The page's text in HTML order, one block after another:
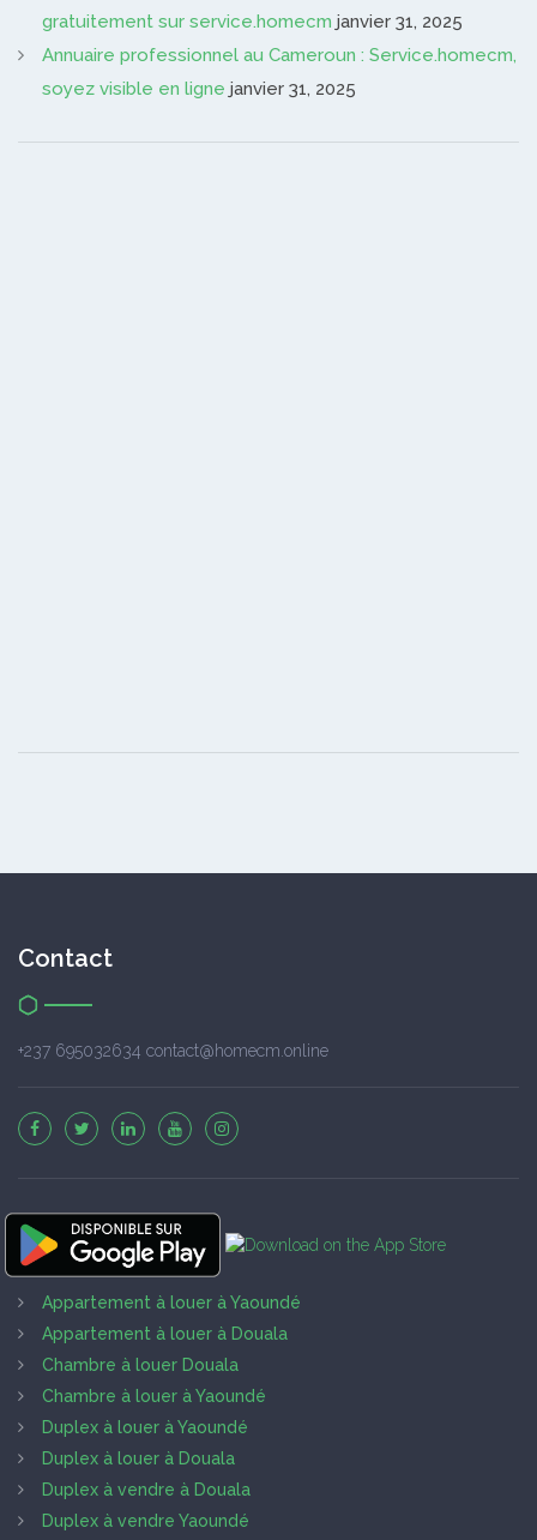
gratuitement sur service.homecm janvier 31, 2025
Annuaire professionnel au Cameroun : Service.homecm,
soyez visible en ligne janvier 31, 2025
Contact
+237 695032634 contact@homecm.online
Appartement à louer à Yaoundé
Appartement à louer à Douala
Chambre à louer Douala
Chambre à louer à Yaoundé
Duplex à louer à Yaoundé
Duplex à louer à Douala
Duplex à vendre à Douala
Duplex à vendre Yaoundé